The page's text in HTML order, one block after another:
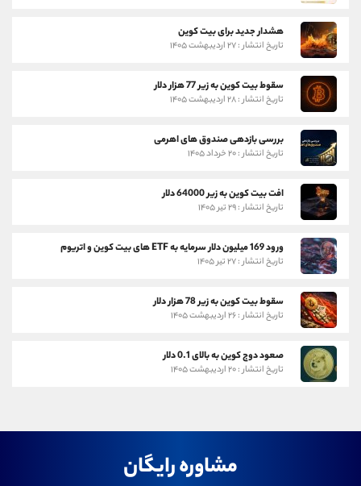
هشدار جدید برای بیت کوین
تاریخ انتشار : ۲۷ اردیبهشت ۱۴۰۵
سقوط بیت کوین به زیر 77 هزار دلار
تاریخ انتشار : ۲۸ اردیبهشت ۱۴۰۵
بررسی بازدهی صندوق های اهرمی
تاریخ انتشار : ۲۰ خرداد ۱۴۰۵
افت بیت کوین به زیر 64000 دلار
تاریخ انتشار : ۲۹ تیر ۱۴۰۵
ورود 169 میلیون دلار سرمایه به ETF های بیت کوین و اتریوم
تاریخ انتشار : ۲۷ تیر ۱۴۰۵
سقوط بیت کوین به زیر 78 هزار دلار
تاریخ انتشار : ۲۶ اردیبهشت ۱۴۰۵
صعود دوج کوین به بالای 0.1 دلار
تاریخ انتشار : ۲۰ اردیبهشت ۱۴۰۵
مشاوره رایگان